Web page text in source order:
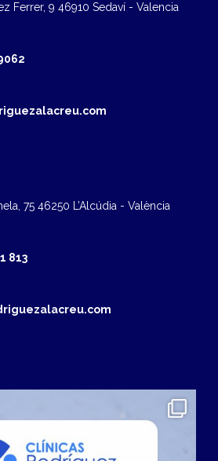
Ferrer, 9 46910 Sedaví - Valencia
75 46250 L’Alcúdia - València
813